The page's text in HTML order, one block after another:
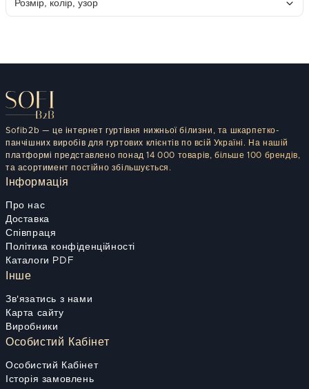
Розмір, колір, узор
Sofib2b — це інтернет гуртівня нижньої білизни, та шкарпетко-
панчішних виробів для гуртових клієнтів по всій Україні. На нашій
платформі представлено понад 14 000 товарів, більше 100 брендів,
та асортимент постійно збільшується.
Інформація
Про нас
Доставка
Співпраця
Політика конфіденційності
Каталоги PDF
Інше
Зв'язатись з нами
Карта сайту
Виробники
Особистий Кабінет
Особистий Кабінет
Історія замовлень